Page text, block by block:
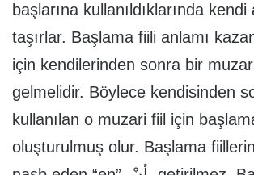
başlarına kullanıldıklarında kendi
taşırlar. Başlama fiili anlamı
için kendilerinden sonra bir
gelmelidir. Böylece kendisinden
kullanılan o muzari fiil için
oluşturulmuş olur. Başlama